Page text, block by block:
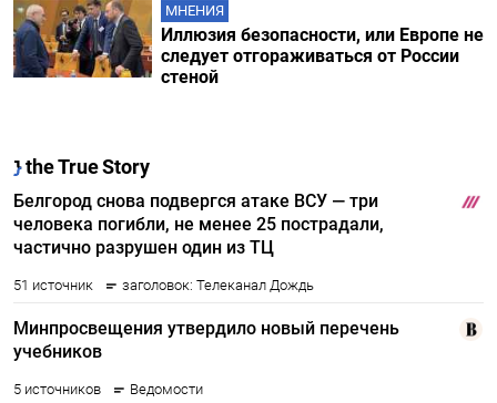
МНЕНИЯ
Иллюзия безопасности, или Европе не
следует отгораживаться от России
стеной